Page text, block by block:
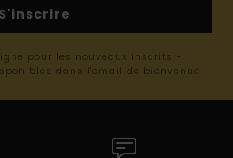
S'inscrire
pour les nouveaux inscrits -
dans l'email de bienvenue